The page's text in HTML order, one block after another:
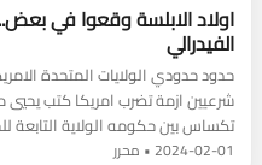
اولاد الابلسة وقعوا في
الفيدرالي
حدود حدودي الولايات المتحدة
شرعيين ازمة تضرب امريكا كتب
تكساس بين حكومه الولاية التابعة
2024-02-01 • محرر